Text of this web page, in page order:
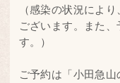
（感染の状況によ
ございます。また
す。）
ご予約は「小田急